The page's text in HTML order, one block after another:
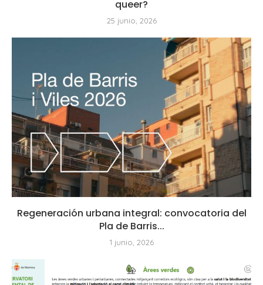
queer?
25 junio, 2026
Regeneración urbana integral: convocatoria del
Pla de Barris...
1 junio, 2026